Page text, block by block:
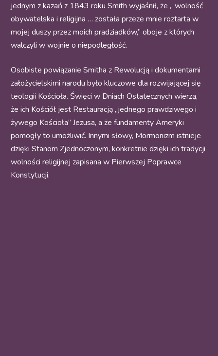
jednym z kazań z 1843 roku Smith wyjaśnił, że „ wolność
obywatelska i religijna … została przeze mnie roztarta w
mojej duszy przez moich pradziadków,” oboje z których
walczyli w wojnie o niepodległość.
Osobiste powiązanie Smitha z Rewolucją i dokumentami
założycielskimi narodu było kluczowe dla rozwijającej się
teologii Kościoła. Święci w Dniach Ostatecznych wierzą,
że ich Kościół jest Restauracją „jednego prawdziwego i
żywego Kościoła” Jezusa, a że fundamenty Ameryki
pomogły to umożliwić. Innymi słowy, Mormonizm istnieje
dzięki Stanom Zjednoczonym, konkretnie dzięki ich tradycji
wolności religijnej zapisana w Pierwszej Poprawce
Konstytucji.